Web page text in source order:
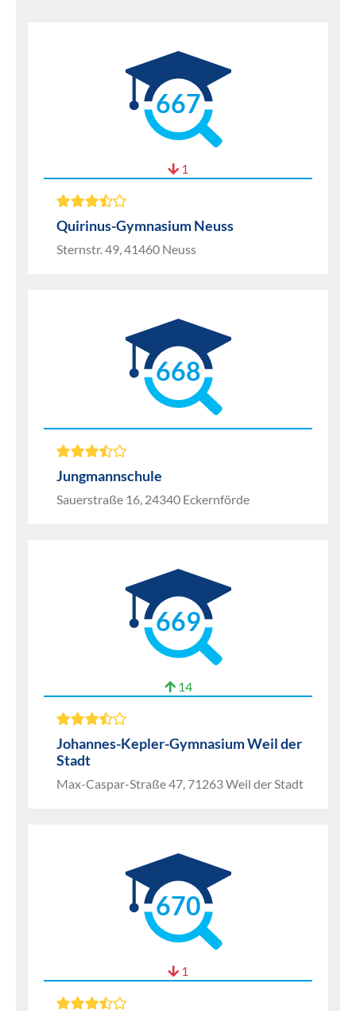
667
1
Quirinus-Gymnasium Neuss
Sternstr. 49, 41460 Neuss
668
Jungmannschule
Sauerstraße 16, 24340 Eckernförde
669
14
Johannes-Kepler-Gymnasium Weil der
Stadt
Max-Caspar-Straße 47, 71263 Weil der Stadt
670
1